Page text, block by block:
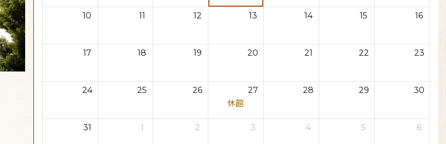
10 11 12 13 14 15 16
17 18 19 20 21 22 23
24 25 26
27
休館
28 29 30
31 1 2 3 4 5 6